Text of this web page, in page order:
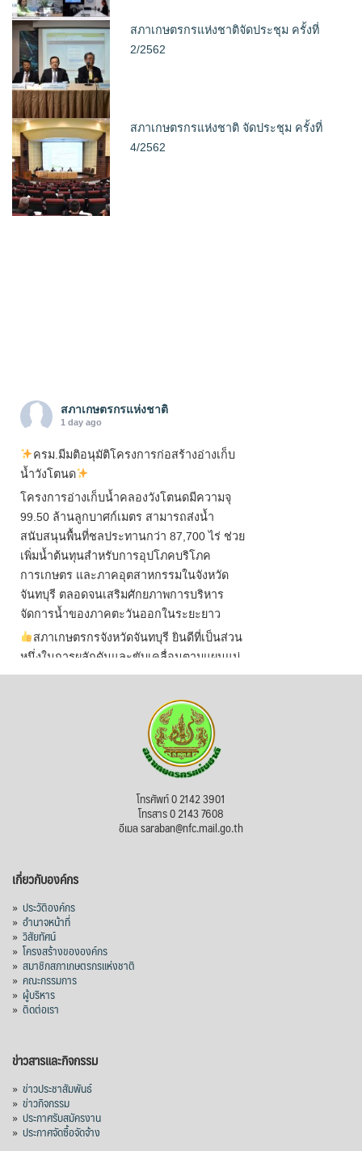
สภาเกษตรกรแห่งชาติจัดประชุม ครั้งที่
2/2562
สภาเกษตรกรแห่งชาติ จัดประชุม ครั้งที่
4/2562
สภาเกษตรกรแห่งชาติ
1 day ago
ครม.มีมติอนุมัติโครงการก่อสร้างอ่างเก็บ
น้ำวังโตนด
โครงการอ่างเก็บน้ำคลองวังโตนดมีความจุ
99.50 ล้านลูกบาศก์เมตร สามารถส่งน้ำ
สนับสนุนพื้นที่ชลประทานกว่า 87,700 ไร่ ช่วย
เพิ่มน้ำต้นทุนสำหรับการอุปโภคบริโภค
การเกษตร และภาคอุตสาหกรรมในจังหวัด
จันทบุรี ตลอดจนเสริมศักยภาพการบริหาร
จัดการน้ำของภาคตะวันออกในระยะยาว
สภาเกษตรกรจังหวัดจันทบุรี ยินดีที่เป็นส่วน
หนึ่งในการผลักดันและขับเคลื่อนตามแผนแม่
บทเพื่อพั ...See More
ไม่สามารถดูเนื้อหานี้ได้ในขณะนี้
สภาเกษตรกรแห่งชาติ
ไทยในช่วง 6 เดือนของปี 2569 (ม.ค.-มิ.ย.) มี
1,205 ล้านดอลลาร์สหรัฐ (ประมาณ
38,003.15 ล้านบาท) ลดลง 27.69%
ปรับตัวลดลงตามสภาวะเศรษฐกิจและการค้า
โลก โดยตลาดส่งออกสำคัญ จีน ส่งออกได้
1.52 ล้านตัน ลด 61.71%
ส่งออกมันครึ่งปี 69 ปริมาณ 2.52 ล้านตัน
ลด 51.63% ยังดีที่ราคาขายดีกว่าปีก่อน
mgronline.com
โทรศัพท์ 0 2142 3901
โทรสาร 0 2143 7608
อีเมล saraban@nfc.mail.go.th
เกี่ยวกับองค์กร
» ประวัติองค์กร
» อำนาจหน้าที่
» วิสัยทัศน์
» โครงสร้างขององค์กร
» สมาชิกสภาเกษตรกรแห่งชาติ
» คณะกรรมการ
» ผู้บริหาร
» ติดต่อเรา
ข่าวสารและกิจกรรม
» ข่าวประชาสัมพันธ์
» ข่าวกิจกรรม
» ประกาศรับสมัครงาน
» ประกาศจัดซื้อจัดจ้าง